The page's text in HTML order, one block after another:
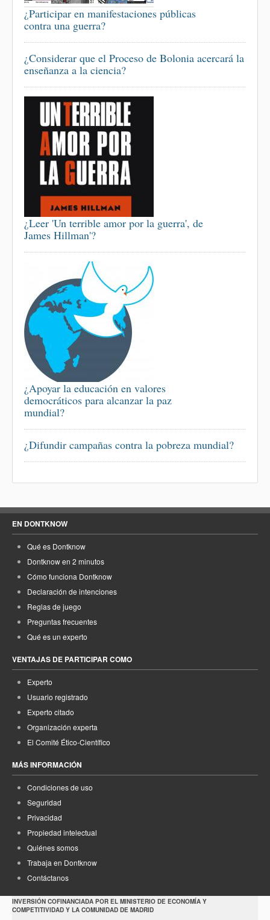
¿Participar en manifestaciones públicas
contra una guerra?
¿Considerar que el Proceso de Bolonia acercará la
enseñanza a la ciencia?
¿Leer 'Un terrible amor por la guerra', de
James Hillman'?
¿Apoyar la educación en valores
democráticos para alcanzar la paz
mundial?
¿Difundir campañas contra la pobreza mundial?
EN DONTKNOW
Qué es Dontknow
Dontknow en 2 minutos
Cómo funciona Dontknow
Declaración de intenciones
Reglas de juego
Preguntas frecuentes
Qué es un experto
VENTAJAS DE PARTICIPAR COMO
Experto
Usuario registrado
Experto citado
Organización experta
El Comité Ético-Científico
MÁS INFORMACIÓN
Condiciones de uso
Seguridad
Privacidad
Propiedad intelectual
Quiénes somos
Trabaja en Dontknow
Contáctanos
INVERSIÓN COFINANCIADA POR EL MINISTERIO DE ECONOMÍA Y
COMPETITIVIDAD Y LA COMUNIDAD DE MADRID